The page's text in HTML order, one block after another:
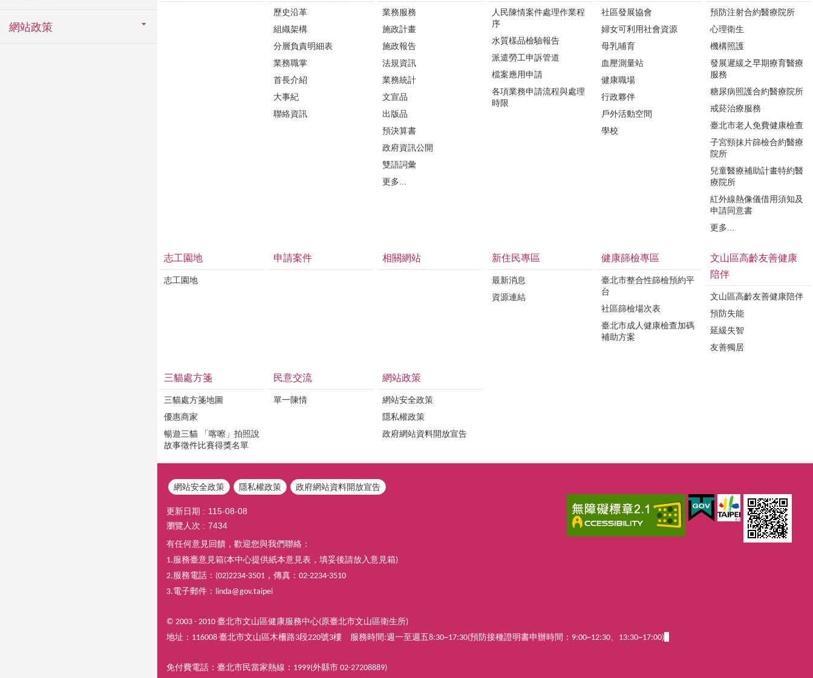
網站政策
歷史沿革
組織架構
分層負責明細表
業務職掌
首長介紹
大事紀
聯絡資訊
業務服務
施政計畫
施政報告
法規資訊
業務統計
文宣品
出版品
預決算書
政府資訊公開
雙語詞彙
更多...
人民陳情案件處理作業程
序
水質樣品檢驗報告
派遣勞工申訴管道
檔案應用申請
各項業務申請流程與處理
時限
社區發展協會
婦女可利用社會資源
母乳哺育
血壓測量站
健康職場
行政夥伴
戶外活動空間
學校
預防注射合約醫療院所
心理衛生
機構照護
發展遲緩之早期療育醫療
服務
糖尿病照護合約醫療院所
戒菸治療服務
臺北市老人免費健康檢查
子宮頸抹片篩檢合約醫療
院所
兒童醫療補助計畫特約醫
療院所
紅外線熱像儀借用須知及
申請同意書
更多...
志工園地
志工園地
申請案件 相關網站 新住民專區
最新消息
資源連結
健康篩檢專區
臺北市整合性篩檢預約平
台
社區篩檢場次表
臺北市成人健康檢查加碼
補助方案
文山區高齡友善健康
陪伴
文山區高齡友善健康陪伴
預防失能
延緩失智
友善獨居
三貓處方箋
三貓處方箋地圖
優惠商家
暢遊三貓 「喀嚓」拍照說
故事徵件比賽得獎名單
民意交流
單一陳情
網站政策
網站安全政策
隱私權政策
政府網站資料開放宣告
網站安全政策 隱私權政策 政府網站資料開放宣告
更新日期
115-08-08
瀏覽人次
7434
有任何意見回饋，歡迎您與我們聯絡：
1.服務臺意見箱(本中心提供紙本意見表，填妥後請放入意見箱)
2.服務電話： (02)2234-3501 ，傳真： 02-2234-3510
3.電子郵件： linda@gov.taipei
© 2003 - 2010 臺北市文山區健康服務中心(原臺北市文山區衛生所)
地址： 116008 臺北市文山區木柵路3段220號3樓 服務時間 :週一至週五8:30~17:30(預防接種證明書申辦時間： 9:00~12:30、13:30~17:00)
免付費電話：臺北市民當家熱線： 1999(外縣市 02-27208889)